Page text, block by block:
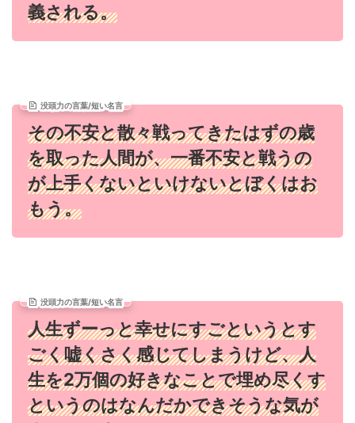
義される。
没頭力の言葉/短い名言
その不安と散々戦ってきたはずの歳
を取った人間が、一番不安と戦うの
が上手くないといけないとぼくはお
もう。
没頭力の言葉/短い名言
人生ずーっと幸せにすごというとす
ごく嘘くさく感じてしまうけど、人
生を2万個の好きなことで埋め尽くす
というのはなんだかできそうな気が